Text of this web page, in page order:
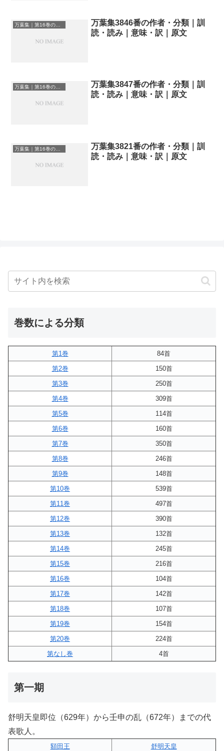
万葉集｜第16巻の和歌一覧
万葉集3846番の作者・分類｜訓
読・読み｜意味・訳｜原文
万葉集｜第16巻の和歌一覧
万葉集3847番の作者・分類｜訓
読・読み｜意味・訳｜原文
万葉集｜第16巻の和歌一覧
万葉集3821番の作者・分類｜訓
読・読み｜意味・訳｜原文
巻数による分類
第1巻
84首
第2巻
150首
第3巻
250首
第4巻
309首
第5巻
114首
第6巻
160首
第7巻
350首
第8巻
246首
第9巻
148首
第10巻
539首
第11巻
497首
第12巻
390首
第13巻
132首
第14巻
245首
第15巻
216首
第16巻
104首
第17巻
142首
第18巻
107首
第19巻
154首
第20巻
224首
第なし巻
4首
第一期
舒明天皇即位（629年）から壬申の乱（672年）までの代
表歌人。
額田王
舒明天皇